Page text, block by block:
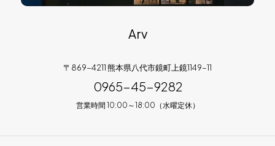
Arv
〒869-4211 熊本県八代市鏡町上鏡1149-11
0965-45-9282
営業時間 10:00～18:00（水曜定休）